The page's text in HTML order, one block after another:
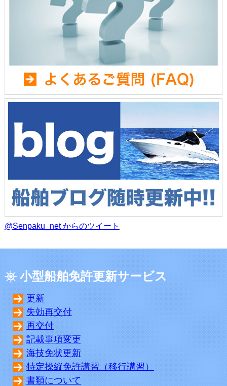
@Senpaku_net からのツイート
小型船舶免許更新サービス
更新
失効再交付
再交付
記載事項変更
海技免状更新
特定操縦免許講習（移行講習）
書類について